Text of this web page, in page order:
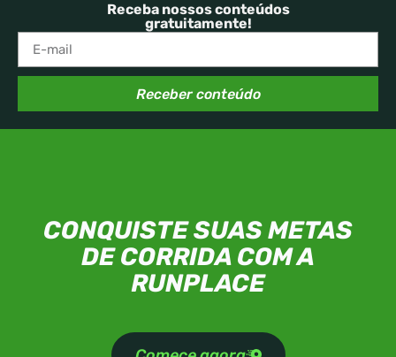
Receba nossos conteúdos
gratuitamente!
Receber conteúdo
CONQUISTE SUAS METAS
DE CORRIDA COM A
RUNPLACE